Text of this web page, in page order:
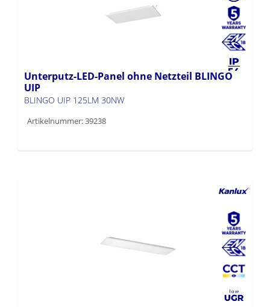
Unterputz-LED-Panel ohne Netzteil BLINGO
UIP
BLINGO UIP 125LM 30NW
Artikelnummer: 39238